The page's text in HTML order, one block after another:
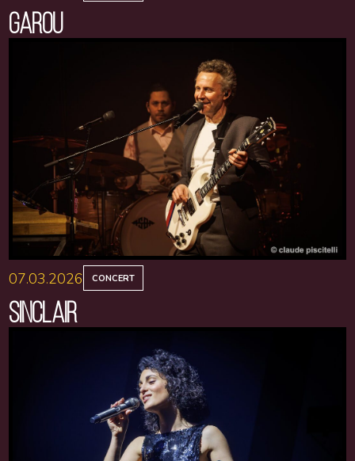
GAROU
07.03.2026 CONCERT
SINCLAIR